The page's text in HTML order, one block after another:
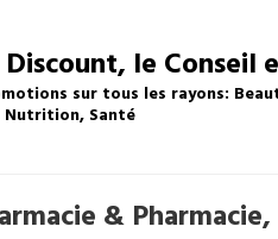
le Conseil
sur tous les rayons:
Nutrition, Santé
&